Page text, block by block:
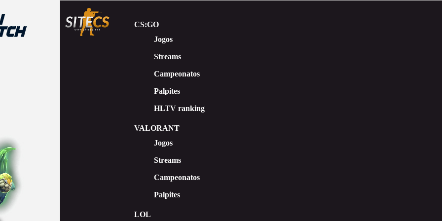
CS:GO
Jogos
Streams
Сampeonatos
Palpites
HLTV ranking
VALORANT
Jogos
Streams
Campeonatos
Palpites
LOL